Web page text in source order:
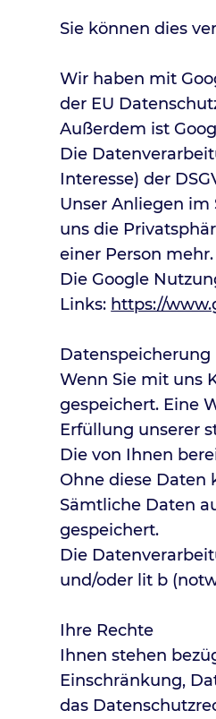
Sie können dies
Wir haben mit
der EU
Außerdem ist
Die
Interesse) der
Unser Anliegen im
uns die
einer Person mehr.
Die Google
Links: https://
Datenspeicherung
Wenn Sie mit uns
gespeichert. Eine
Erfüllung unserer
Die von Ihnen
Ohne diese Daten
Sämtliche Daten
gespeichert.
Die
und/oder lit b
Ihre Rechte
Ihnen stehen
Einschränkung,
das